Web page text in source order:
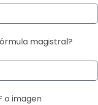
magistral?
o imagen